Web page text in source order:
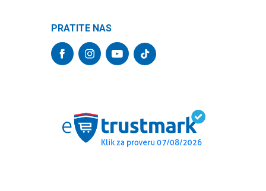
PRATITE NAS